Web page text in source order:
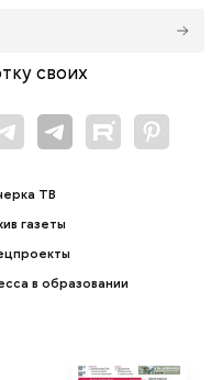
своих
ТВ
газеты
в образовании